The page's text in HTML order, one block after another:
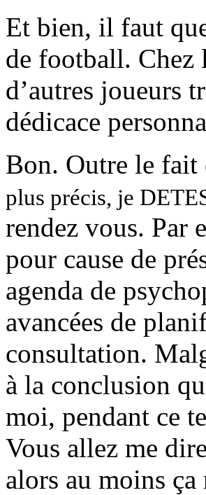
Et bien, il faut
de football. Chez
d’autres joueurs
dédicace
Bon. Outre le fait
plus précis, je
rendez vous. Par
pour cause de
agenda de
avancées de
consultation.
à la conclusion
moi, pendant ce
Vous allez me
alors au moins